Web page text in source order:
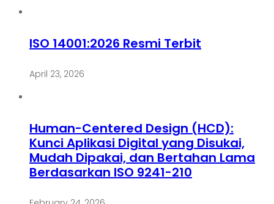
ISO 14001:2026 Resmi Terbit
April 23, 2026
Human-Centered Design (HCD):
Kunci Aplikasi Digital yang Disukai,
Mudah Dipakai, dan Bertahan Lama
Berdasarkan ISO 9241-210